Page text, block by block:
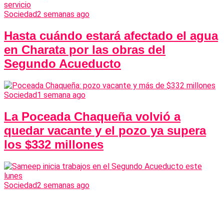
Sociedad2 semanas ago
Hasta cuándo estará afectado el agua
en Charata por las obras del
Segundo Acueducto
Sociedad1 semana ago
La Poceada Chaqueña volvió a
quedar vacante y el pozo ya supera
los $332 millones
Sociedad2 semanas ago